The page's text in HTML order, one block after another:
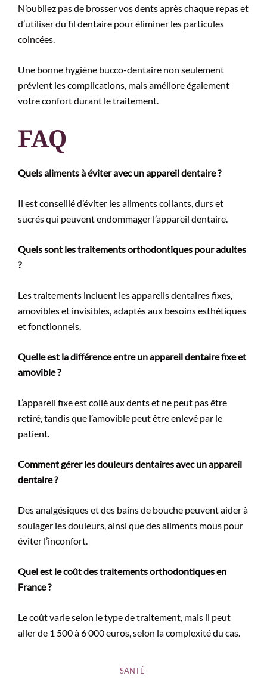
N’oubliez pas de brosser vos dents après chaque repas et
d’utiliser du fil dentaire pour éliminer les particules
coincées.
Une bonne hygiène bucco-dentaire non seulement
prévient les complications, mais améliore également
votre confort durant le traitement.
FAQ
Quels aliments à éviter avec un appareil dentaire ?
Il est conseillé d’éviter les aliments collants, durs et
sucrés qui peuvent endommager l’appareil dentaire.
Quels sont les traitements orthodontiques pour adultes
?
Les traitements incluent les appareils dentaires fixes,
amovibles et invisibles, adaptés aux besoins esthétiques
et fonctionnels.
Quelle est la différence entre un appareil dentaire fixe et
amovible ?
L’appareil fixe est collé aux dents et ne peut pas être
retiré, tandis que l’amovible peut être enlevé par le
patient.
Comment gérer les douleurs dentaires avec un appareil
dentaire ?
Des analgésiques et des bains de bouche peuvent aider à
soulager les douleurs, ainsi que des aliments mous pour
éviter l’inconfort.
Quel est le coût des traitements orthodontiques en
France ?
Le coût varie selon le type de traitement, mais il peut
aller de 1 500 à 6 000 euros, selon la complexité du cas.
SANTÉ